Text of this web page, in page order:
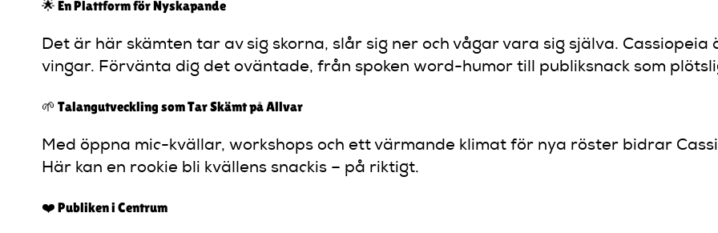
🌟 En Plattform för Nyskapande
Det är här skämten tar av sig skorna, slår sig ner och vågar vara sig själva.
vingar. Förvänta dig det oväntade, från spoken word-humor till publiksnack som
🌱 Talangutveckling som Tar Skämt på Allvar
Med öppna mic-kvällar, workshops och ett värmande klimat för nya röster bidrar
Här kan en rookie bli kvällens snackis – på riktigt.
❤️ Publiken i Centrum